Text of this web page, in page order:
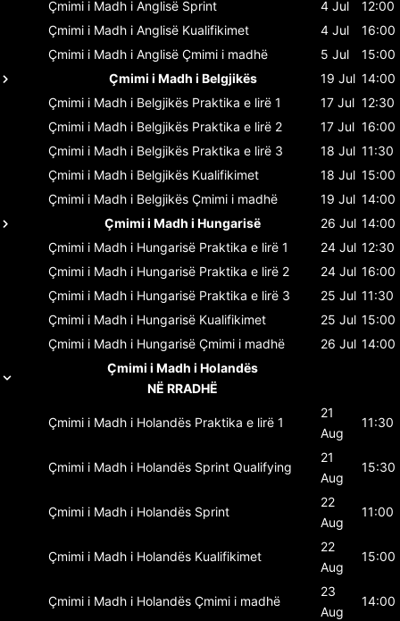
Çmimi i Madh i Anglisë Sprint 4 Jul
12:00
Çmimi i Madh i Anglisë Kualifikimet 4 Jul
16:00
Çmimi i Madh i Anglisë Çmimi i madhë 5 Jul
15:00
Çmimi i Madh i Belgjikës
19 Jul 14:00
Çmimi i Madh i Belgjikës Praktika e lirë 1 17 Jul 12:30
Çmimi i Madh i Belgjikës Praktika e lirë 2 17 Jul 16:00
Çmimi i Madh i Belgjikës Praktika e lirë 3 18 Jul 11:30
Çmimi i Madh i Belgjikës Kualifikimet 18 Jul 15:00
Çmimi i Madh i Belgjikës Çmimi i madhë 19 Jul 14:00
Çmimi i Madh i Hungarisë
26 Jul 14:00
Çmimi i Madh i Hungarisë Praktika e lirë 1 24 Jul 12:30
Çmimi i Madh i Hungarisë Praktika e lirë 2 24 Jul 16:00
Çmimi i Madh i Hungarisë Praktika e lirë 3 25 Jul 11:30
Çmimi i Madh i Hungarisë Kualifikimet 25 Jul 15:00
Çmimi i Madh i Hungarisë Çmimi i madhë 26 Jul 14:00
Çmimi i Madh i Holandës
NË RRADHË
Çmimi i Madh i Holandës Praktika e lirë 1
21
Aug
11:30
Çmimi i Madh i Holandës Sprint Qualifying
21
Aug
15:30
Çmimi i Madh i Holandës Sprint
22
Aug
11:00
Çmimi i Madh i Holandës Kualifikimet
22
Aug
15:00
Çmimi i Madh i Holandës Çmimi i madhë
23
Aug
14:00